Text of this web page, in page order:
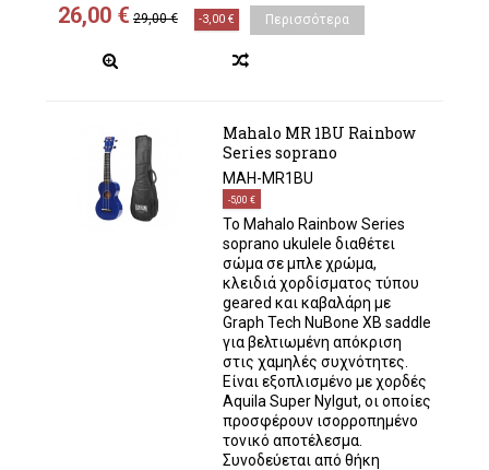
26,00 € 29,00 € -3,00 € Περισσότερα
Mahalo MR 1BU Rainbow
Series soprano
MAH-MR1BU
-5,00 €
Το Mahalo Rainbow Series
soprano ukulele διαθέτει
σώμα σε μπλε χρώμα,
κλειδιά χορδίσματος τύπου
geared και καβαλάρη με
Graph Tech NuBone XB saddle
για βελτιωμένη απόκριση
στις χαμηλές συχνότητες.
Είναι εξοπλισμένο με χορδές
Aquila Super Nylgut, οι οποίες
προσφέρουν ισορροπημένο
τονικό αποτέλεσμα.
Συνοδεύεται από θήκη